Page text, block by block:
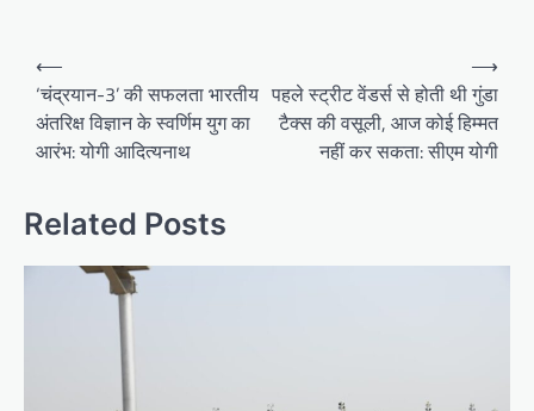
Post
navigation
⟵
‘चंद्रयान-3’ की सफलता भारतीय
अंतरिक्ष विज्ञान के स्वर्णिम युग का
आरंभ: योगी आदित्यनाथ
पहले स्ट्रीट वेंडर्स से होती थी गुंडा
टैक्स की वसूली, आज कोई हिम्मत
नहीं कर सकता: सीएम योगी
⟶
Related Posts